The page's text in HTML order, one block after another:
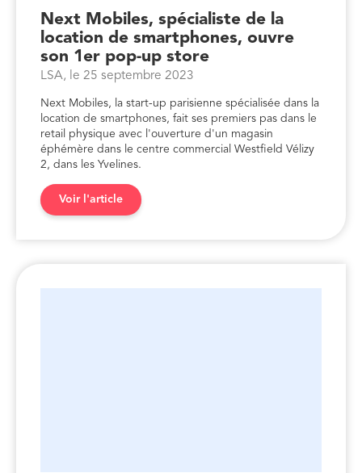
Next Mobiles, spécialiste de la
location de smartphones, ouvre
son 1er pop-up store
LSA, le 25 septembre 2023
Next Mobiles, la start-up parisienne spécialisée dans la
location de smartphones, fait ses premiers pas dans le
retail physique avec l'ouverture d'un magasin
éphémère dans le centre commercial Westfield Vélizy
2, dans les Yvelines.
Voir l'article